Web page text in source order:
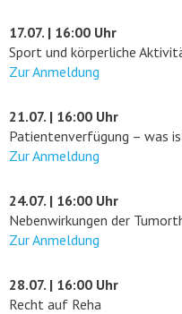
17.07. | 16:00 Uhr
Sport und körperliche
Zur Anmeldung
21.07. | 16:00 Uhr
Patientenverfügung – was
Zur Anmeldung
24.07. | 16:00 Uhr
Nebenwirkungen der
Zur Anmeldung
28.07. | 16:00 Uhr
Recht auf Reha